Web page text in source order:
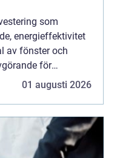
som
energieffektivitet
av fönster och
för
01 augusti 2026